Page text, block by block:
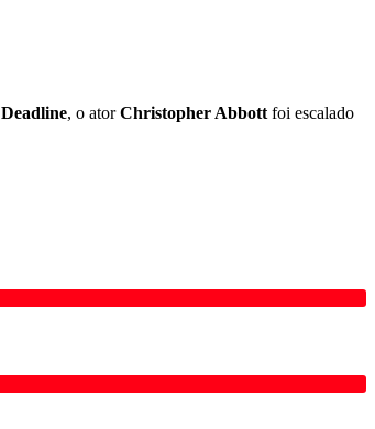
Deadline, o atorChristopher Abbott foi escalado